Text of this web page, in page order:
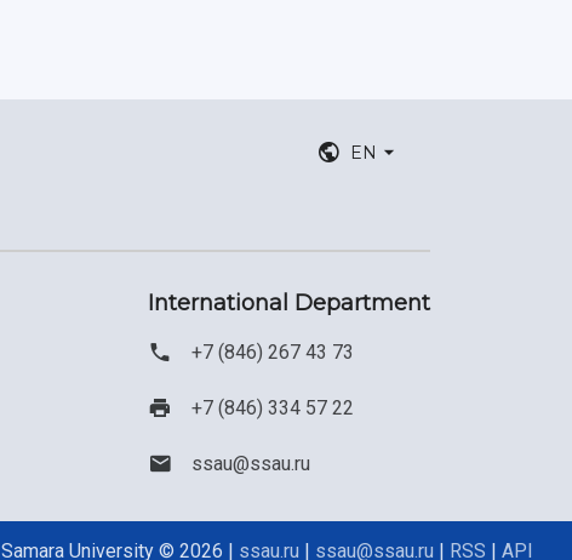
EN
International Department
+7 (846) 267 43 73
+7 (846) 334 57 22
ssau@ssau.ru
Samara University © 2026 | ssau.ru | ssau@ssau.ru | RSS | API